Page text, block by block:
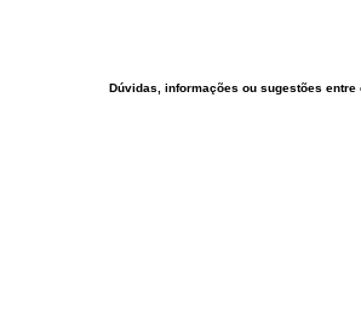
Dúvidas, informações ou sugestões